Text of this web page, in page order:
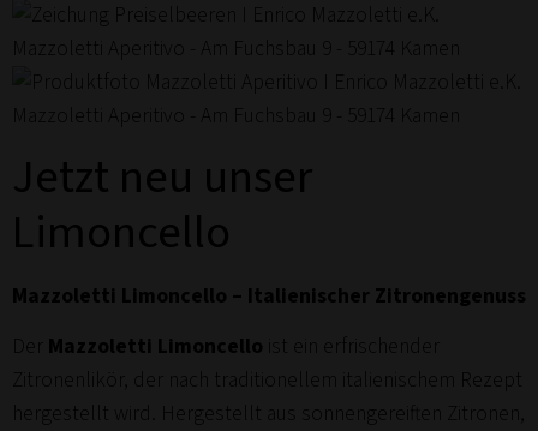
Jetzt neu unser
Limoncello
Mazzoletti Limoncello – Italienischer Zitronengenuss
Der Mazzoletti Limoncello ist ein erfrischender
Zitronenlikör, der nach traditionellem italienischem Rezept
hergestellt wird. Hergestellt aus sonnengereiften Zitronen,